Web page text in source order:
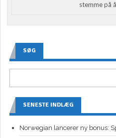
stemme på
SØG
SENESTE INDLÆG
Norwegian lancerer ny bonus: